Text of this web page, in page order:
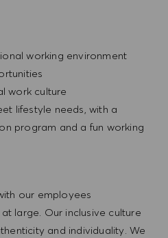
working environment
work culture
lifestyle needs, with a
program and a fun working
our employees
large. Our inclusive culture
and individuality. We